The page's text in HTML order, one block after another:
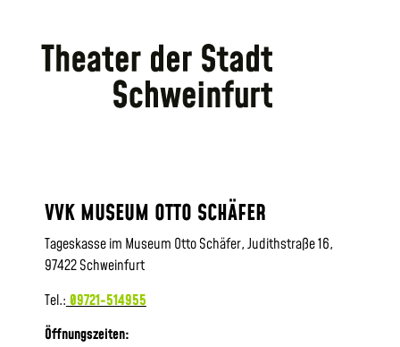
VVK MUSEUM OTTO SCHÄFER
Tageskasse im Museum Otto Schäfer, Judithstraße 16,
97422 Schweinfurt
Tel.: 09721-514955
Öffnungszeiten: